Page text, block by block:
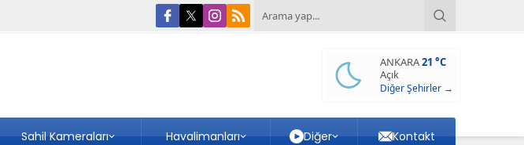
ANKARA21 °C
Açık
Diğer Şehirler →
Sahil Kameraları Havalimanları Diğer Kontakt